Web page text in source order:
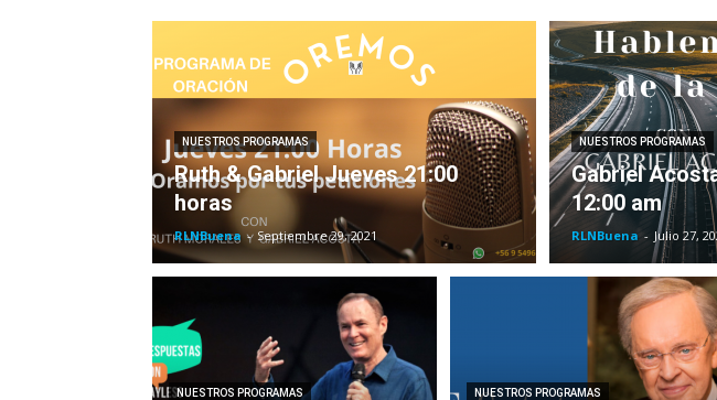
NUESTROS PROGRAMAS
Ruth & Gabriel Jueves 21:00
horas
RLNBuena - Septiembre 29, 2021
NUESTROS PROGRAMAS
Gabriel
12:00 am
RLNBuena - Julio 27,
NUESTROS PROGRAMAS NUESTROS PROGRAMAS